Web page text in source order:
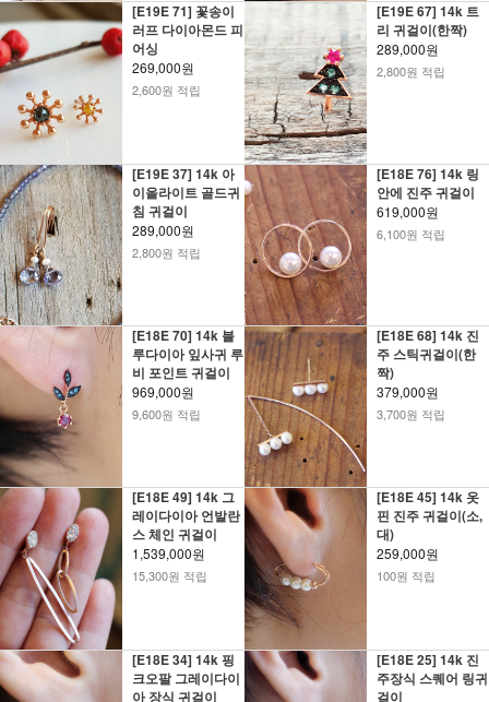
[E19E 71] 꽃송이
러프 다이아몬드 피
어싱
269,000원
2,600원 적립
[E19E 67] 14k 트
리 귀걸이(한짝)
289,000원
2,800원 적립
[E19E 37] 14k 아
이올라이트 골드귀
침 귀걸이
289,000원
2,800원 적립
[E18E 76] 14k 링
안에 진주 귀걸이
619,000원
6,100원 적립
[E18E 70] 14k 블
루다이아 잎사귀 루
비 포인트 귀걸이
969,000원
9,600원 적립
[E18E 68] 14k 진
주 스틱귀걸이(한
짝)
379,000원
3,700원 적립
[E18E 49] 14k 그
레이다이아 언발란
스 체인 귀걸이
1,539,000원
15,300원 적립
[E18E 45] 14k 옷
핀 진주 귀걸이(소,
대)
259,000원
100원 적립
[E18E 34] 14k 핑
크오팔 그레이다이
아 장식 귀걸이
[E18E 25] 14k 진
주장식 스퀘어 링귀
걸이